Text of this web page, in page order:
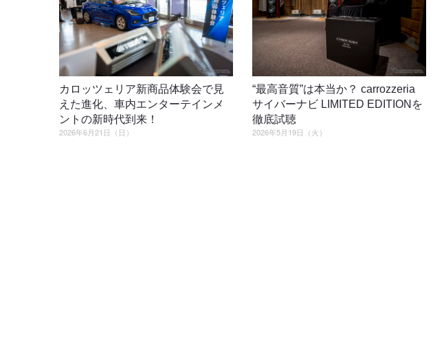
カロッツェリア新商品体験会で見
えた進化、車内エンターテインメ
ントの新時代到来！
2026年6月21日（日）
“最高音質”は本当か？ carrozzeria
サイバーナビ LIMITED EDITIONを
徹底試聴
2026年5月19日（火）